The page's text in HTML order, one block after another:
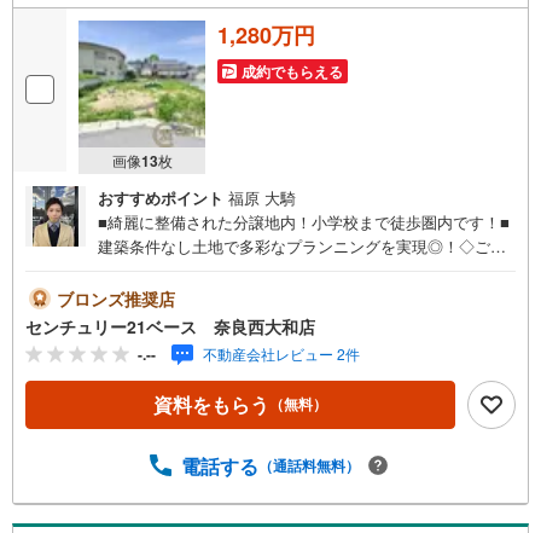
画像13枚
1,280万円
成約でもらえる
おすすめポイント 福原 大騎
■綺麗に整備された分譲地内！小学校まで徒歩圏内です！■
建築条件なし土地で多彩なプランニングを実現◎！◇ご案
お時間でもご見学可！・今から見たい！というお声にもご
対応できます！◇住宅ローンもお任せください！◇・提携
銀行多数あり（地方銀行・都市銀行・信用金庫etc）・優遇
後適用金利 0.875％～（審査内容により異なります）--- ◇
◇ Yahoo！不動産キャンペーン対象店舗 ◇◇ ----当店で物
件を成約いただくとPayPayボーナスライトがもらえる【Y
す。「資料をもらう」「見学予約をする」からエントリー
い合わせください。-----------------------------
ブロンズ推奨店
センチュリー21ベース 奈良西大和店
-.-- 不動産会社レビュー 2件
資料をもらう （無料）
電話する （通話料無料）